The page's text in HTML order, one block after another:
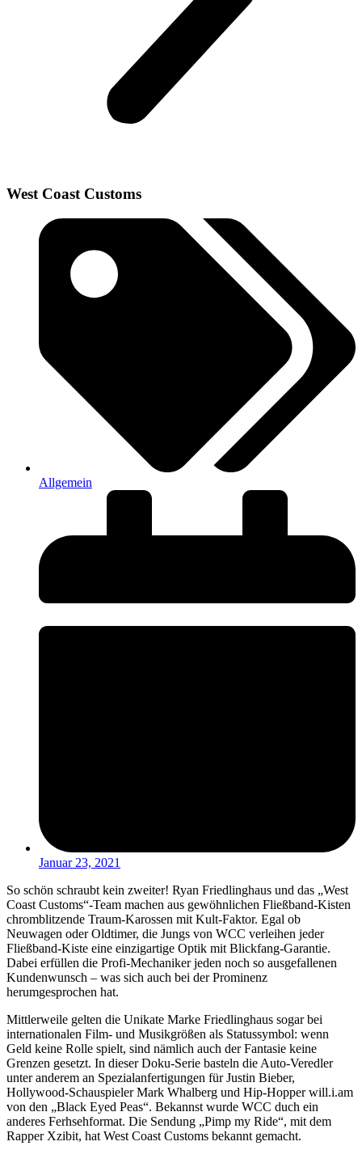
West Coast Customs
Allgemein
Januar 23, 2021
So schön schraubt kein zweiter! Ryan Friedlinghaus und das „West
Coast Customs“-Team machen aus gewöhnlichen Fließband-Kisten
chromblitzende Traum-Karossen mit Kult-Faktor. Egal ob
Neuwagen oder Oldtimer, die Jungs von WCC verleihen jeder
Fließband-Kiste eine einzigartige Optik mit Blickfang-Garantie.
Dabei erfüllen die Profi-Mechaniker jeden noch so ausgefallenen
Kundenwunsch – was sich auch bei der Prominenz
herumgesprochen hat.
Mittlerweile gelten die Unikate Marke Friedlinghaus sogar bei
internationalen Film- und Musikgrößen als Statussymbol: wenn
Geld keine Rolle spielt, sind nämlich auch der Fantasie keine
Grenzen gesetzt. In dieser Doku-Serie basteln die Auto-Veredler
unter anderem an Spezialanfertigungen für Justin Bieber,
Hollywood-Schauspieler Mark Whalberg und Hip-Hopper will.i.am
von den „Black Eyed Peas“. Bekannst wurde WCC duch ein
anderes Ferhsehformat. Die Sendung „Pimp my Ride“, mit dem
Rapper Xzibit, hat West Coast Customs bekannt gemacht.